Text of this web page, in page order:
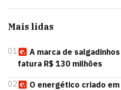
Mais lidas
01
A marca de
fatura R$ 130 milhões
02
O energético criado